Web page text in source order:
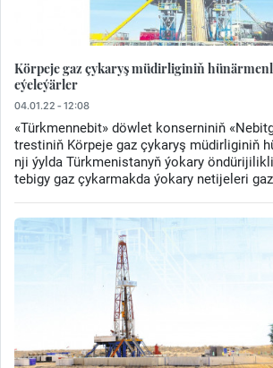
Körpeje gaz çykaryş müdirliginiň
eýeleýärler
04.01.22 - 12:08
«Türkmennebit» döwlet konserniniň
trestiniň Körpeje gaz çykaryş müdirliginiň
nji ýylda Türkmenistanyň ýokary
tebigy gaz çykarmakda ýokary netijeleri